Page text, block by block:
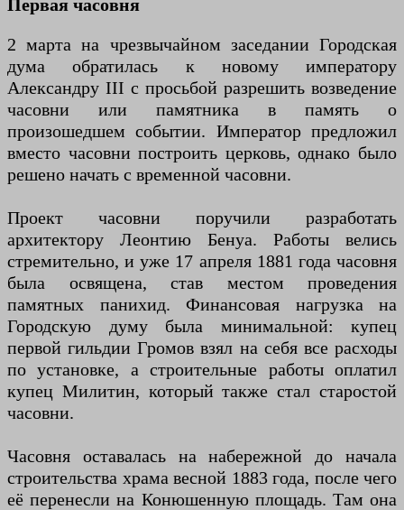
Первая часовня
2 марта на чрезвычайном заседании Городская
дума обратилась к новому императору
Александру III с просьбой разрешить возведение
часовни или памятника в память о
произошедшем событии. Император предложил
вместо часовни построить церковь, однако было
решено начать с временной часовни.
Проект часовни поручили разработать
архитектору Леонтию Бенуа. Работы велись
стремительно, и уже 17 апреля 1881 года часовня
была освящена, став местом проведения
памятных панихид. Финансовая нагрузка на
Городскую думу была минимальной: купец
первой гильдии Громов взял на себя все расходы
по установке, а строительные работы оплатил
купец Милитин, который также стал старостой
часовни.
Часовня оставалась на набережной до начала
строительства храма весной 1883 года, после чего
её перенесли на Конюшенную площадь. Там она